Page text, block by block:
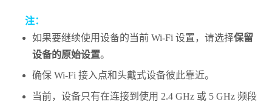
注：
如果要继续使用设备的当前 Wi-Fi 设置，请选择保留
设备的原始设置。
确保 Wi-Fi 接入点和头戴式设备彼此靠近。
当前，设备只有在连接到使用 2.4 GHz 或 5 GHz 频段